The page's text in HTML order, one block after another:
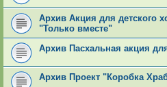
Архив Акция для детского
"Только вместе"
Архив Пасхальная акция
Архив Проект "Коробка